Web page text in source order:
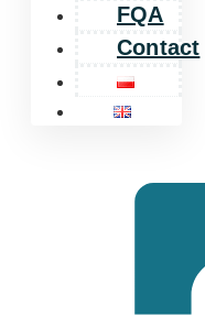
FQA
Contact